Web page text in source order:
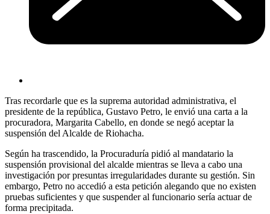
Tras recordarle que es la suprema autoridad administrativa, el
presidente de la república, Gustavo Petro, le envió una carta a la
procuradora, Margarita Cabello, en donde se negó aceptar la
suspensión del Alcalde de Riohacha.
Según ha trascendido, la Procuraduría pidió al mandatario la
suspensión provisional del alcalde mientras se lleva a cabo una
investigación por presuntas irregularidades durante su gestión. Sin
embargo, Petro no accedió a esta petición alegando que no existen
pruebas suficientes y que suspender al funcionario sería actuar de
forma precipitada.